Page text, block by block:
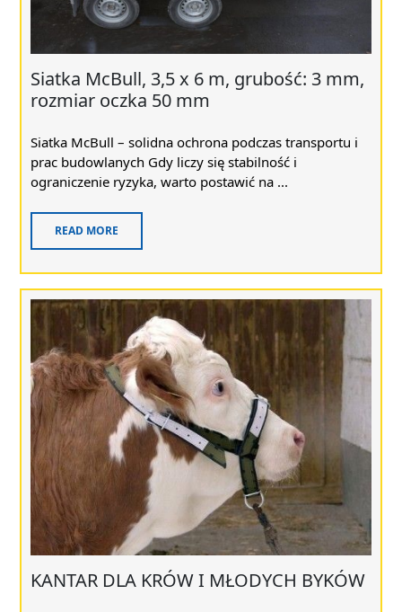
Siatka McBull, 3,5 x 6 m, grubość: 3 mm,
rozmiar oczka 50 mm
Siatka McBull – solidna ochrona podczas transportu i
prac budowlanych Gdy liczy się stabilność i
ograniczenie ryzyka, warto postawić na ...
READ MORE
KANTAR DLA KRÓW I MŁODYCH BYKÓW